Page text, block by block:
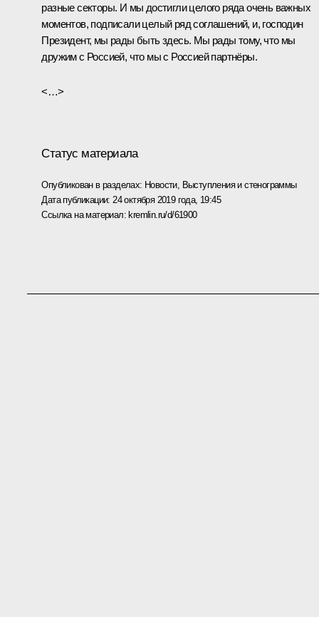
разные секторы. И мы достигли целого ряда очень важных
моментов, подписали целый ряд соглашений, и, господин
Президент, мы рады быть здесь. Мы рады тому, что мы
дружим с Россией, что мы с Россией партнёры.
<…>
Статус материала
Опубликован в разделах: Новости, Выступления и стенограммы
Дата публикации: 24 октября 2019 года, 19:45
Ссылка на материал: kremlin.ru/d/61900